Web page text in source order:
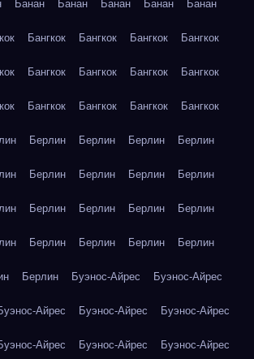
Банан Банан Банан Банан Банан
Бангкок Бангкок Бангкок Бангкок
Бангкок Бангкок Бангкок Бангкок
Бангкок Бангкок Бангкок Бангкок
Берлин Берлин Берлин Берлин
Берлин Берлин Берлин Берлин
Берлин Берлин Берлин Берлин
Берлин Берлин Берлин Берлин
Берлин Буэнос-Айрес Буэнос-Айрес
Айрес Буэнос-Айрес Буэнос-Айрес
Айрес Буэнос-Айрес Буэнос-Айрес